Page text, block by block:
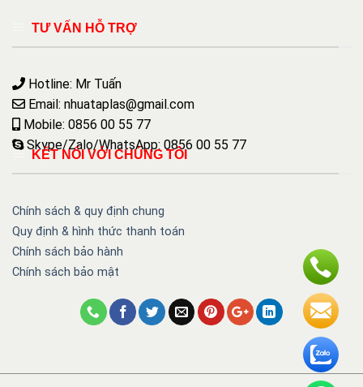
TƯ VẤN HỖ TRỢ
Hotline: Mr Tuấn
Email: nhuataplas@gmail.com
Mobile: 0856 00 55 77
Skype/Zalo/WhatsApp: 0856 00 55 77
KẾT NỐI VỚI CHÚNG TÔI
Chính sách & quy định chung
Quy định & hình thức thanh toán
Chính sách bảo hành
Chính sách bảo mật